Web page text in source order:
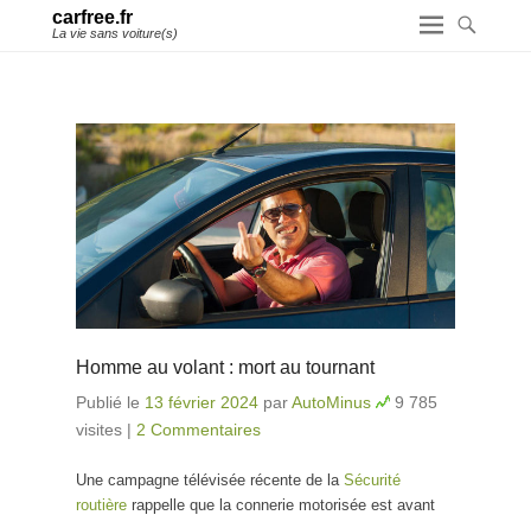
carfree.fr
La vie sans voiture(s)
Homme au volant : mort au tournant
Publié le 13 février 2024 parAutoMinus
9 785
visites | 2 Commentaires
Une campagne télévisée récente de la Sécurité
routière rappelle que la connerie motorisée est avant